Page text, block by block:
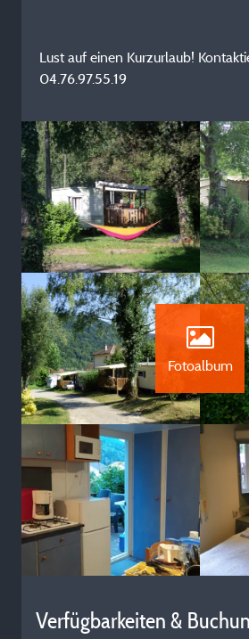
Lust auf einen Kurzurlaub!
04.76.97.55.19
Fotoalbum
Verfügbarkeiten &